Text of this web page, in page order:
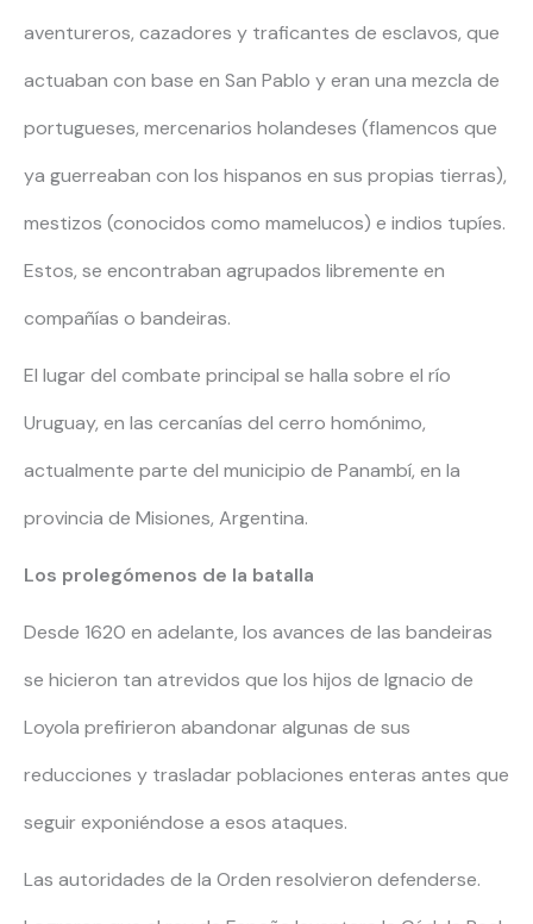
aventureros, cazadores y traficantes de esclavos, que
actuaban con base en San Pablo y eran una mezcla de
portugueses, mercenarios holandeses (flamencos que
ya guerreaban con los hispanos en sus propias tierras),
mestizos (conocidos como mamelucos) e indios tupíes.
Estos, se encontraban agrupados libremente en
compañías o bandeiras.
El lugar del combate principal se halla sobre el río
Uruguay, en las cercanías del cerro homónimo,
actualmente parte del municipio de Panambí, en la
provincia de Misiones, Argentina.
Los prolegómenos de la batalla
Desde 1620 en adelante, los avances de las bandeiras
se hicieron tan atrevidos que los hijos de Ignacio de
Loyola prefirieron abandonar algunas de sus
reducciones y trasladar poblaciones enteras antes que
seguir exponiéndose a esos ataques.
Las autoridades de la Orden resolvieron defenderse.